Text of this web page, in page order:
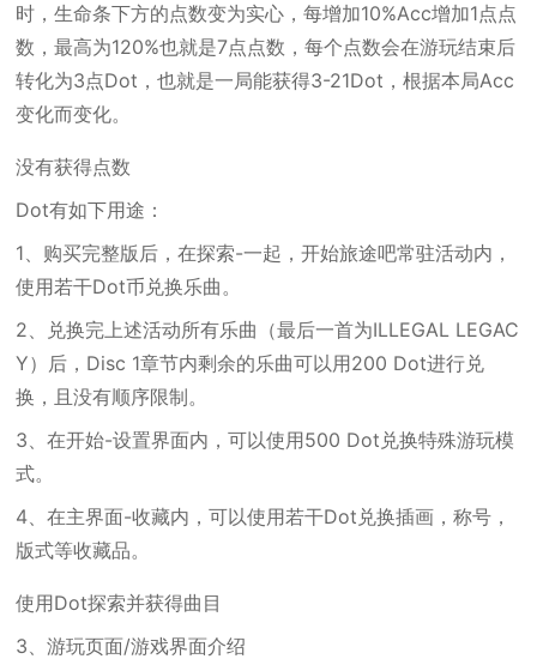
时，生命条下方的点数变为实心，每增加10%Acc增加1点点
数，最高为120%也就是7点点数，每个点数会在游玩结束后
转化为3点Dot，也就是一局能获得3-21Dot，根据本局Acc
变化而变化。
没有获得点数
Dot有如下用途：
1、购买完整版后，在探索-一起，开始旅途吧常驻活动内，
使用若干Dot币兑换乐曲。
2、兑换完上述活动所有乐曲（最后一首为ILLEGAL LEGAC
Y）后，Disc 1章节内剩余的乐曲可以用200 Dot进行兑
换，且没有顺序限制。
3、在开始-设置界面内，可以使用500 Dot兑换特殊游玩模
式。
4、在主界面-收藏内，可以使用若干Dot兑换插画，称号，
版式等收藏品。
使用Dot探索并获得曲目
3、游玩页面/游戏界面介绍